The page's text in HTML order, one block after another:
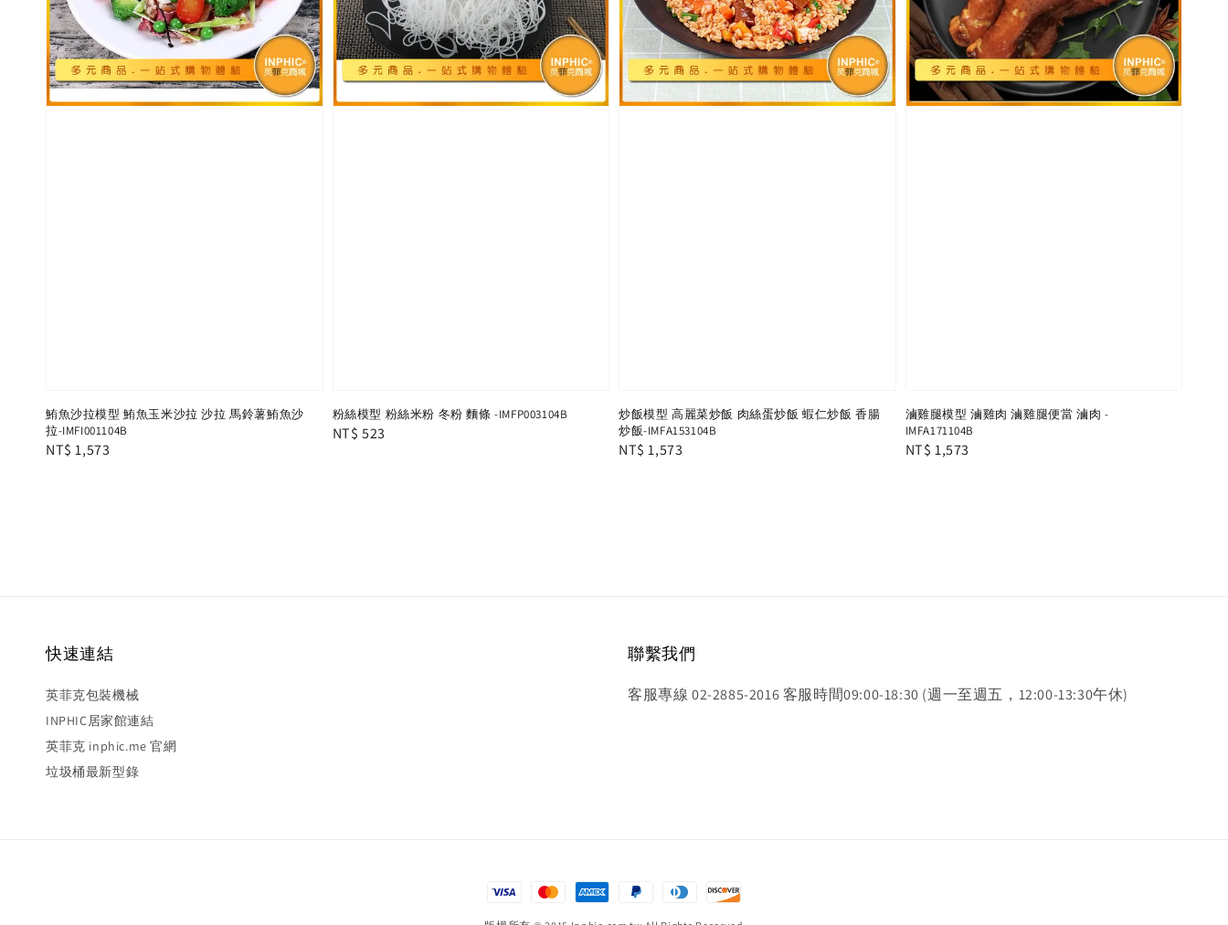
鮪魚沙拉模型 鮪魚玉米沙拉 沙拉 馬鈴薯鮪魚沙
拉-IMFI001104B
Regular
NT$ 1,573
粉絲模型 粉絲米粉 冬粉 麵條 -IMFP003104B
Regular
NT$ 523
炒飯模型 高麗菜炒飯 肉絲蛋炒飯 蝦仁炒飯 香腸
炒飯-IMFA153104B
Regular
NT$ 1,573
滷雞腿模型 滷雞肉 滷雞腿便當 滷肉 -
IMFA171104B
Regular
NT$ 1,573
快速連結
英菲克包裝機械
INPHIC居家館連結
英菲克 inphic.me 官網
垃圾桶最新型錄
聯繫我們
客服專線 02-2885-2016 客服時間09:00-18:30 (週一至週五，12:00-13:30午休)